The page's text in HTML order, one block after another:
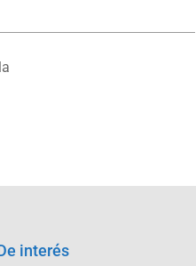
interés